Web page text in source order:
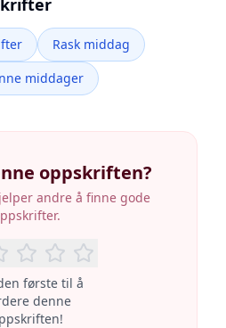
Rask middag
middager
oppskriften?
andre å finne gode
første til å
denne